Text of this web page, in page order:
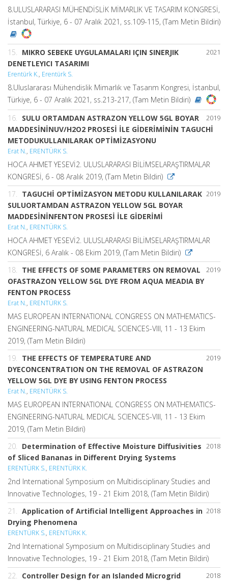
8.ULUSLARARASI MÜHENDİSLİK MİMARLIK VE TASARIM KONGRESİ,
İstanbul, Türkiye, 6 - 07 Aralık 2021, ss.109-115, (Tam Metin Bildiri)
2021
15. MIKRO SEBEKE UYGULAMALARI IÇIN SINERJIK
DENETLEYICI TASARIMI
Erentürk K., Erentürk S.
8.Uluslararası Mühendislik Mimarlık ve Tasarım Kongresi, İstanbul,
Türkiye, 6 - 07 Aralık 2021, ss.213-217, (Tam Metin Bildiri)
2019
16.
SULU ORTAMDAN ASTRAZON YELLOW 5GL BOYAR
MADDESİNİNUV/H2O2 PROSESİ İLE GİDERİMİNİN TAGUCHİ
METODUKULLANILARAK OPTİMİZASYONU
Erat N., ERENTÜRK S.
HOCA AHMET YESEVİ2. ULUSLARARASI BİLİMSELARAŞTIRMALAR
KONGRESİ, 6 - 08 Aralık 2019, (Tam Metin Bildiri)
2019
17.
TAGUCHİ OPTİMİZASYON METODU KULLANILARAK
SULUORTAMDAN ASTRAZON YELLOW 5GL BOYAR
MADDESİNİNFENTON PROSESİ İLE GİDERİMİ
Erat N., ERENTÜRK S.
HOCA AHMET YESEVİ2. ULUSLARARASI BİLİMSELARAŞTIRMALAR
KONGRESİ, 6 Aralık - 08 Ekim 2019, (Tam Metin Bildiri)
2019
18.
THE EFFECTS OF SOME PARAMETERS ON REMOVAL
OFASTRAZON YELLOW 5GL DYE FROM AQUA MEADIA BY
FENTON PROCESS
Erat N., ERENTÜRK S.
MAS EUROPEAN INTERNATIONAL CONGRESS ON MATHEMATICS-
ENGINEERING-NATURAL MEDICAL SCIENCES-VIII, 11 - 13 Ekim
2019, (Tam Metin Bildiri)
2019
19.
THE EFFECTS OF TEMPERATURE AND
DYECONCENTRATION ON THE REMOVAL OF ASTRAZON
YELLOW 5GL DYE BY USING FENTON PROCESS
Erat N., ERENTÜRK S.
MAS EUROPEAN INTERNATIONAL CONGRESS ON MATHEMATICS-
ENGINEERING-NATURAL MEDICAL SCIENCES-VIII, 11 - 13 Ekim
2019, (Tam Metin Bildiri)
2018
20.
Determination of Effective Moisture Diffusivities
of Sliced Bananas in Different Drying Systems
ERENTÜRK S., ERENTÜRK K.
2nd International Symposium on Multidisciplinary Studies and
Innovative Technologies, 19 - 21 Ekim 2018, (Tam Metin Bildiri)
2018
21.
Application of Artificial Intelligent Approaches in
Drying Phenomena
ERENTÜRK S., ERENTÜRK K.
2nd International Symposium on Multidisciplinary Studies and
Innovative Technologies, 19 - 21 Ekim 2018, (Tam Metin Bildiri)
2018
22.
Controller Design for an Islanded Microgrid